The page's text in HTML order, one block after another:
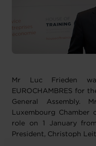
Mr Luc Frieden
EUROCHAMBRES for
General Assembly.
Luxembourg
role on 1 January
President, Christoph